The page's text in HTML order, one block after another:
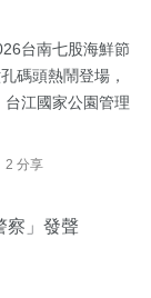
台南七股海鮮節
碼頭熱鬧登場，
江國家公園管理
2 分享